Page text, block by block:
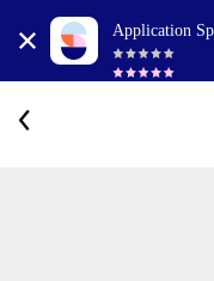
Application